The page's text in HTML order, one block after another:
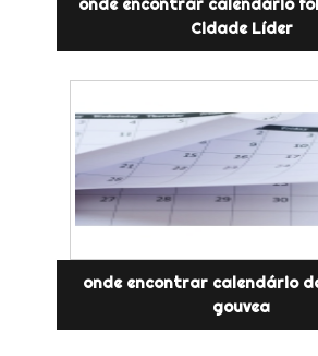
onde encontrar calendário
Cidade Líder
onde encontrar calendário
gouvea